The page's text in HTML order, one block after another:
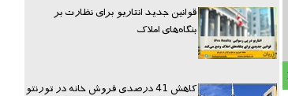
قوانین جدید انتاریو برای نظارت بر
بنگاه‌های املاک
کاهش 41 درصدی فروش خانه در تورنتو